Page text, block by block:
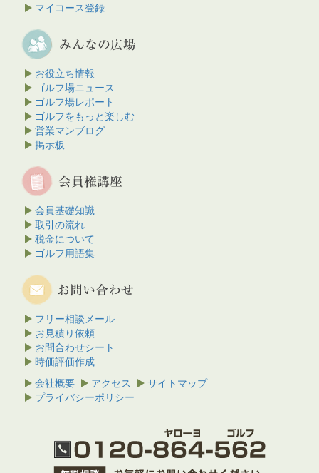
マイコース登録
お役立ち情報
ゴルフ場ニュース
ゴルフ場レポート
ゴルフをもっと楽しむ
営業マンブログ
掲示板
会員基礎知識
取引の流れ
税金について
ゴルフ用語集
フリー相談メール
お見積り依頼
お問合わせシート
時価評価作成
会社概要
アクセス
サイトマップ
プライバシーポリシー